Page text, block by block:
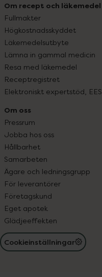
Om recept och läkemedel
Fullmakter
Högkostnadsskyddet
Läkemedelsutbyte
Lämna in gammal medicin
Resa med läkemedel
Receptregistret
Elektroniskt expertstöd, EES
Om oss
Pressrum
Jobba hos oss
Hållbarhet
Samarbeten
Ägare och ledningsgrupp
För leverantörer
Företagskund
Eget apotek
Glädjeeffekten
Cookieinställningar